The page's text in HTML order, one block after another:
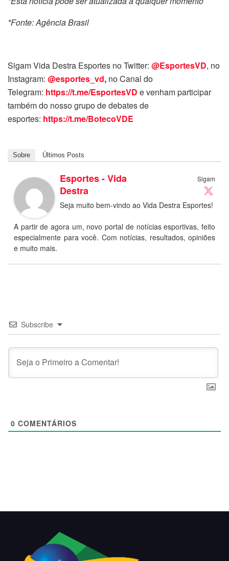
*Fonte: Agência Brasil
Sigam Vida Destra Esportes no Twitter: @EsportesVD, no
Instagram: @esportes_vd, no Canal do
Telegram: https://t.me/EsportesVD e venham participar
também do nosso grupo de debates de
esportes: https://t.me/BotecoVDE
Sobre Últimos Posts
Sigam
Esportes - Vida
Destra
Seja muito bem-vindo ao Vida Destra Esportes!
A partir de agora um, novo portal de notícias esportivas, feito
especialmente para você. Com notícias, resultados, opiniões
e muito mais.
Subscribe
0 COMENTÁRIOS